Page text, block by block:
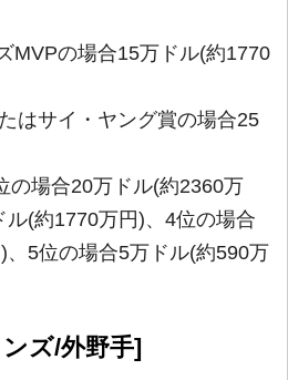
MVPの場合15万ドル(約1770
はサイ・ヤング賞の場合25
場合20万ドル(約2360万
ル(約1770万円)、4位の場合
、5位の場合5万ドル(約590万
ズ/外野手]